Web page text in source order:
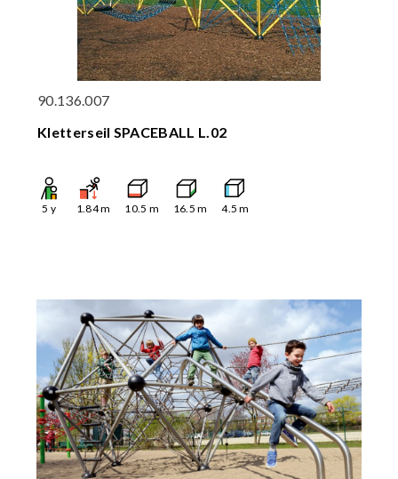
90.136.007
Kletterseil SPACEBALL L.02
5 y 1.84m 10.5 m 16.5 m 4.5 m